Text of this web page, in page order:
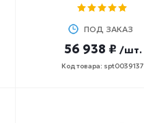
ПОД ЗАКАЗ
56 938 ₽ /шт.
Код товара: spt0039137